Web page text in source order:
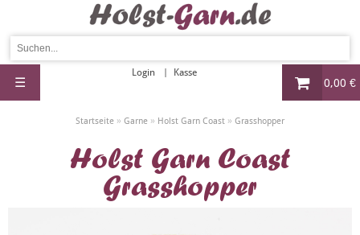
0,00 €
Login Kasse
☰
Startseite » Garne » Holst Garn Coast » Grasshopper
Holst Garn Coast
Grasshopper